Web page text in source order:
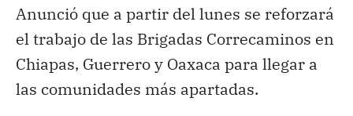
Anunció que a partir del lunes se reforzará
el trabajo de las Brigadas Correcaminos en
Chiapas, Guerrero y Oaxaca para llegar a
las comunidades más apartadas.